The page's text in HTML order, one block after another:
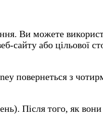
Ви можете
сайту або цільової
повернеться з
Після того, як вони